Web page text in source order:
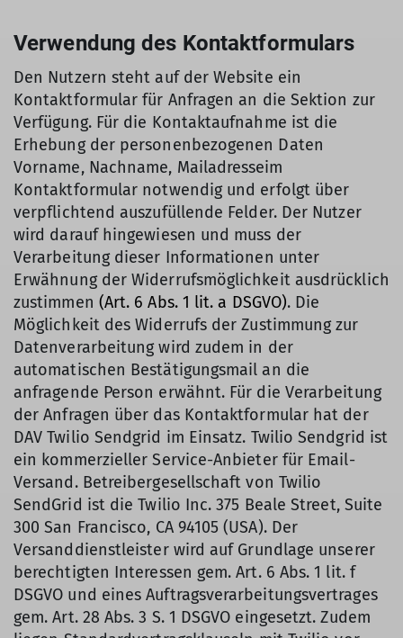
Verwendung des Kontaktformulars
Den Nutzern steht auf der Website ein
Kontaktformular für Anfragen an die Sektion zur
Verfügung. Für die Kontaktaufnahme ist die
Erhebung der personenbezogenen Daten
Vorname, Nachname, Mailadresseim
Kontaktformular notwendig und erfolgt über
verpflichtend auszufüllende Felder. Der Nutzer
wird darauf hingewiesen und muss der
Verarbeitung dieser Informationen unter
Erwähnung der Widerrufsmöglichkeit ausdrücklich
zustimmen (Art. 6 Abs. 1 lit. a DSGVO). Die
Möglichkeit des Widerrufs der Zustimmung zur
Datenverarbeitung wird zudem in der
automatischen Bestätigungsmail an die
anfragende Person erwähnt. Für die Verarbeitung
der Anfragen über das Kontaktformular hat der
DAV Twilio Sendgrid im Einsatz. Twilio Sendgrid ist
ein kommerzieller Service-Anbieter für Email-
Versand. Betreibergesellschaft von Twilio
SendGrid ist die Twilio Inc. 375 Beale Street, Suite
300 San Francisco, CA 94105 (USA). Der
Versanddienstleister wird auf Grundlage unserer
berechtigten Interessen gem. Art. 6 Abs. 1 lit. f
DSGVO und eines Auftragsverarbeitungsvertrages
gem. Art. 28 Abs. 3 S. 1 DSGVO eingesetzt. Zudem